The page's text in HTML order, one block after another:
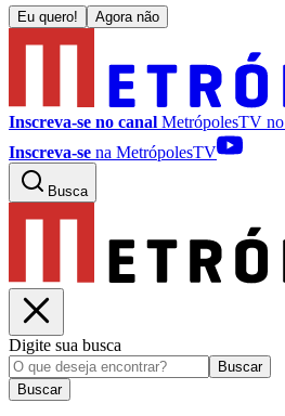
Eu quero! Agora não
Inscreva-se no canal MetrópolesTV no
Inscreva-se na MetrópolesTV
Busca
Digite sua busca
Buscar
Buscar